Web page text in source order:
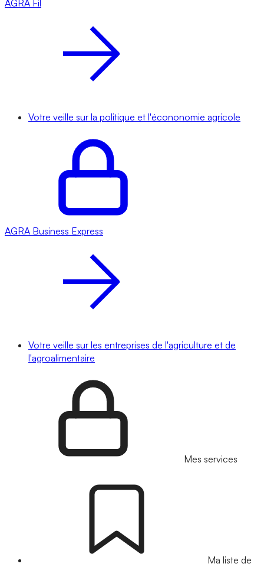
AGRA Fil
Votre veille sur la politique et l'écononomie agricole
AGRA Business Express
Votre veille sur les entreprises de l'agriculture et de
l'agroalimentaire
Mes services
Ma liste de